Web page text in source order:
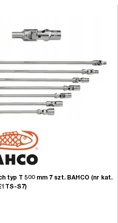
typ T 500 mm 7 szt. BAHCO (nr kat.
S7)